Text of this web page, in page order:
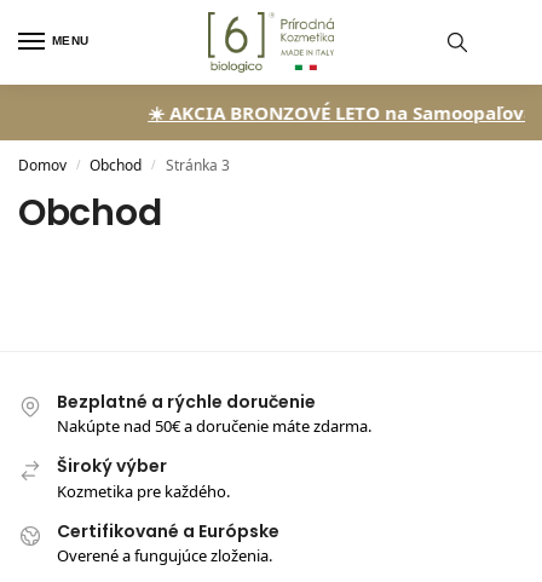
MENU
☀️ AKCIA BRONZOVÉ LETO na
Domov / Obchod / Stránka 3
Obchod
Bezplatné a rýchle doručenie
Nakúpte nad 50€ a doručenie máte zdarma.
Široký výber
Kozmetika pre každého.
Certifikované a Európske
Overené a fungujúce zloženia.